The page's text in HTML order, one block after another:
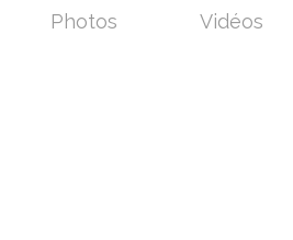
Photos Vidéos